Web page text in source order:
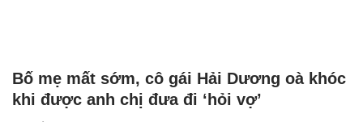
Bố mẹ mất sớm, cô gái Hải Dương oà khóc
khi được anh chị đưa đi ‘hỏi vợ’